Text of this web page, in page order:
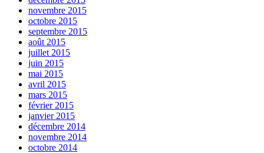
novembre 2015
octobre 2015
septembre 2015
août 2015
juillet 2015
juin 2015
mai 2015
avril 2015
mars 2015
février 2015
janvier 2015
décembre 2014
novembre 2014
octobre 2014